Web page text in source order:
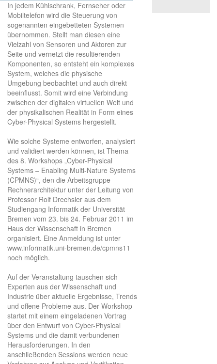
In jedem Kühlschrank, Fernseher oder
Mobiltelefon wird die Steuerung von
sogenannten eingebetteten Systemen
übernommen. Stellt man diesen eine
Vielzahl von Sensoren und Aktoren zur
Seite und vernetzt die resultierenden
Komponenten, so entsteht ein komplexes
System, welches die physische
Umgebung beobachtet und auch direkt
beeinflusst. Somit wird eine Verbindung
zwischen der digitalen virtuellen Welt und
der physikalischen Realität in Form eines
Cyber-Physical Systems hergestellt.
Wie solche Systeme entworfen, analysiert
und validiert werden können, ist Thema
des 8. Workshops „Cyber-Physical
Systems – Enabling Multi-Nature Systems
(CPMNS)“, den die Arbeitsgruppe
Rechnerarchitektur unter der Leitung von
Professor Rolf Drechsler aus dem
Studiengang Informatik der Universität
Bremen vom 23. bis 24. Februar 2011 im
Haus der Wissenschaft in Bremen
organisiert. Eine Anmeldung ist unter
www.informatik.uni-bremen.de/cpmns11
noch möglich.
Auf der Veranstaltung tauschen sich
Experten aus der Wissenschaft und
Industrie über aktuelle Ergebnisse, Trends
und offene Probleme aus. Der Workshop
startet mit einem eingeladenen Vortrag
über den Entwurf von Cyber-Physical
Systems und die damit verbundenen
Herausforderungen. In den
anschließenden Sessions werden neue